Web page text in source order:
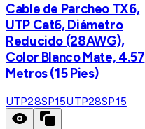
Cable de Parcheo TX6,
UTP Cat6, Diámetro
Reducido (28AWG),
Color Blanco Mate, 4.57
Metros (15 Pies)
UTP28SP15UTP28SP15